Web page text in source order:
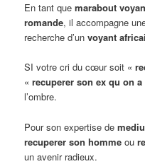
En tant quemarabout
romande, il accompagne
recherche d’unvoyant
SI votre cri du cœur soit «
«recuperer son ex qu on
l’ombre.
Pour son expertise de
recuperer son homme ou
un avenir radieux.